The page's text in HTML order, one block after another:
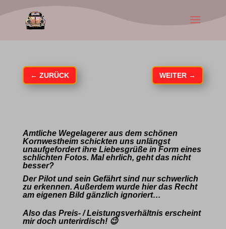
← ZURÜCK WEITER →
Amtliche Wegelagerer aus dem schönen
Kornwestheim schickten uns unlängst
unaufgefordert ihre Liebesgrüße in Form eines
schlichten Fotos. Mal ehrlich, geht das nicht
besser?
Der Pilot und sein Gefährt sind nur schwerlich
zu erkennen. Außerdem wurde hier das Recht
am eigenen Bild gänzlich ignoriert…
Also das Preis- / Leistungsverhältnis erscheint
mir doch unterirdisch! 😉